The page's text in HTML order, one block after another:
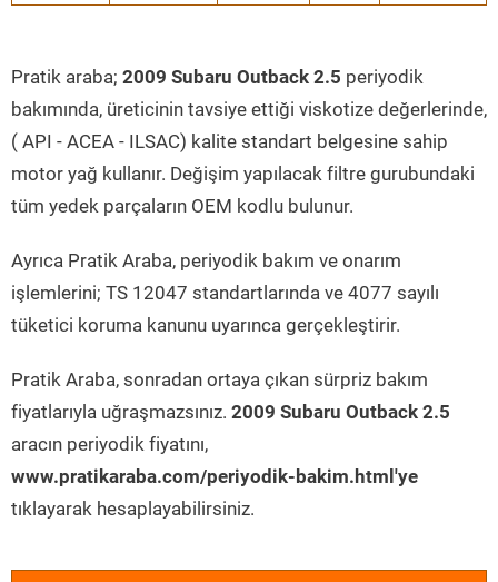
Pratik araba; 2009 Subaru Outback 2.5 periyodik
bakımında, üreticinin tavsiye ettiği viskotize değerlerinde,
( API - ACEA - ILSAC) kalite standart belgesine sahip
motor yağ kullanır. Değişim yapılacak filtre gurubundaki
tüm yedek parçaların OEM kodlu bulunur.
Ayrıca Pratik Araba, periyodik bakım ve onarım
işlemlerini; TS 12047 standartlarında ve 4077 sayılı
tüketici koruma kanunu uyarınca gerçekleştirir.
Pratik Araba, sonradan ortaya çıkan sürpriz bakım
fiyatlarıyla uğraşmazsınız. 2009 Subaru Outback 2.5
aracın periyodik fiyatını,
www.pratikaraba.com/periyodik-bakim.html'ye
tıklayarak hesaplayabilirsiniz.